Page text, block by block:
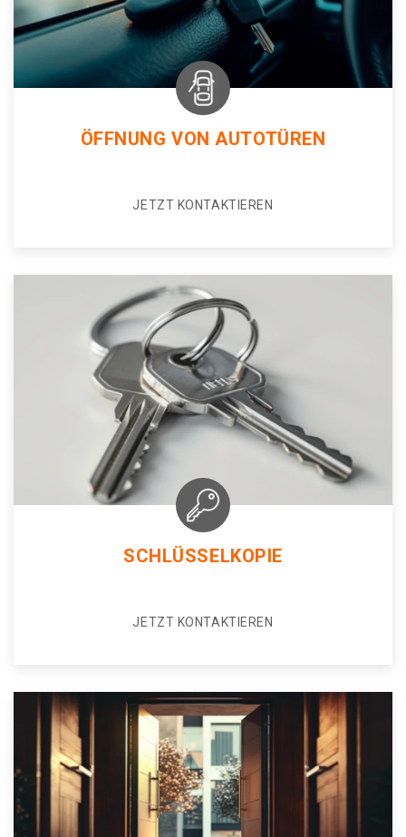
ÖFFNUNG VON AUTOTÜREN
JETZT KONTAKTIEREN
SCHLÜSSELKOPIE
JETZT KONTAKTIEREN